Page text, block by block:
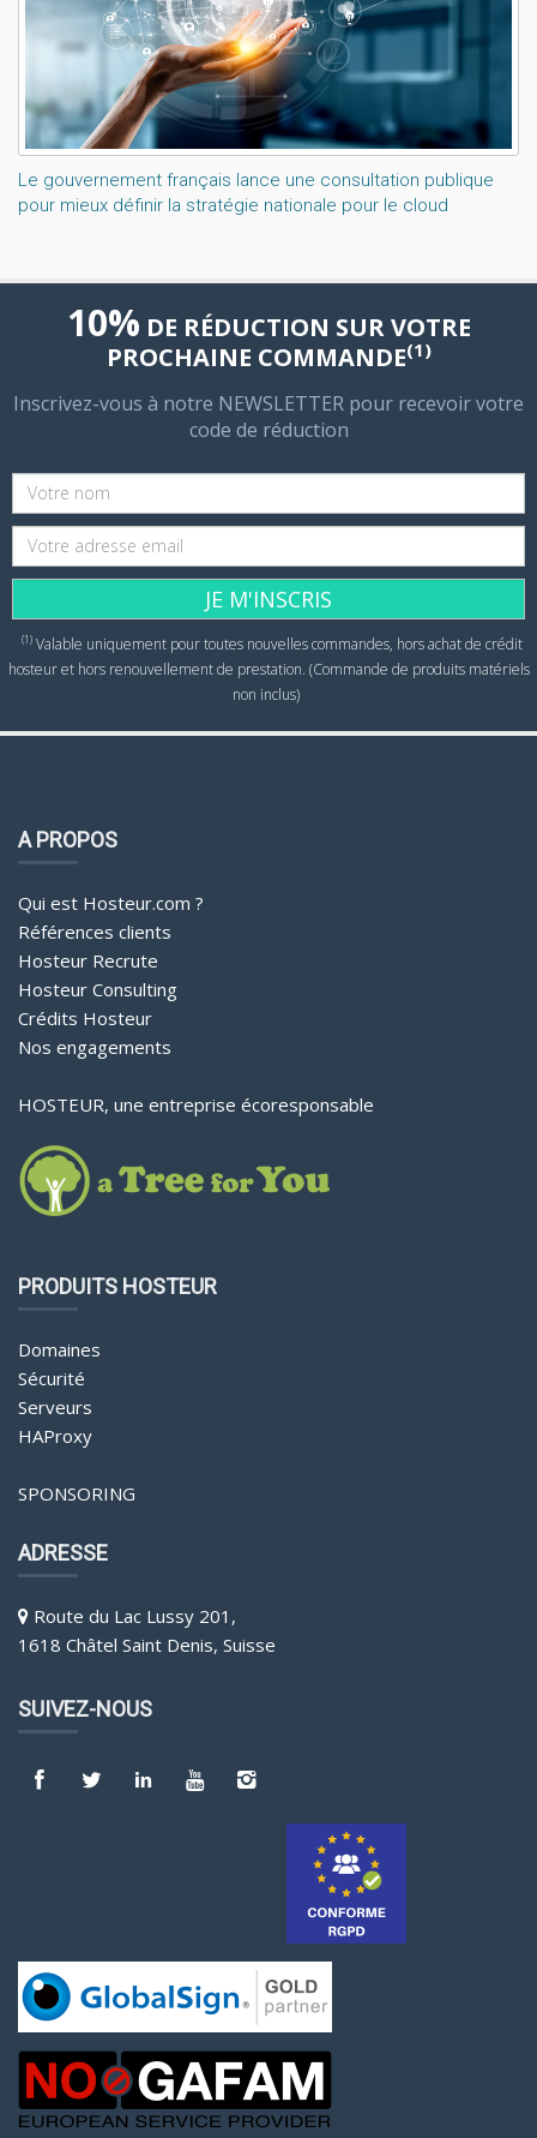
Le gouvernement français lance une consultation publique
pour mieux définir la stratégie nationale pour le cloud
10% DE RÉDUCTION SUR VOTRE
PROCHAINE COMMANDE(1)
Inscrivez-vous à notre NEWSLETTER pour recevoir votre
code de réduction
JE M'INSCRIS
(1)Valable uniquement pour toutes nouvelles commandes, hors achat de crédit
hosteur et hors renouvellement de prestation. (Commande de produits matériels
non inclus)
A PROPOS
Qui est Hosteur.com ?
Références clients
Hosteur Recrute
Hosteur Consulting
Crédits Hosteur
Nos engagements
HOSTEUR, une entreprise écoresponsable
PRODUITS HOSTEUR
Domaines
Sécurité
Serveurs
HAProxy
SPONSORING
ADRESSE
Route du Lac Lussy 201,
1618 Châtel Saint Denis, Suisse
SUIVEZ-NOUS